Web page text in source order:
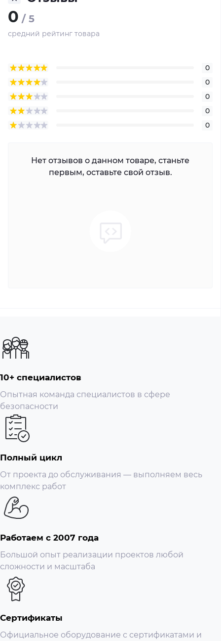
Рабочие условия: от -10° до 55°
0 / 5
средний рейтинг товара
0
0
0
0
0
Нет отзывов о данном товаре, станьте
первым, оставьте свой отзыв.
10+ специалистов
Опытная команда специалистов в сфере
безопасности
Полный цикл
От проекта до обслуживания — выполняем весь
комплекс работ
Работаем с 2007 года
Большой опыт реализации проектов любой
сложности и масштаба
Сертификаты
Официальное оборудование с сертификатами и